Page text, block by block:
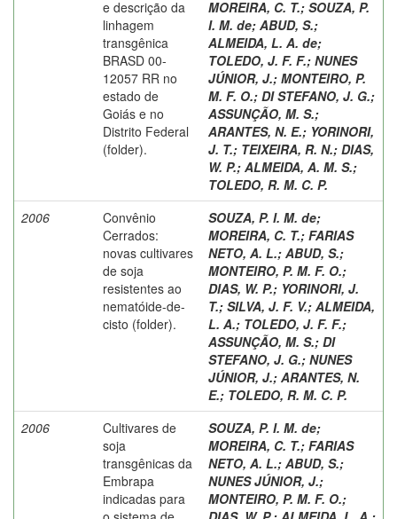
e descrição da
linhagem
transgênica
BRASD 00-
12057 RR no
estado de
Goiás e no
Distrito Federal
(folder).
MOREIRA, C. T.; SOUZA, P.
I. M. de; ABUD, S.;
ALMEIDA, L. A. de;
TOLEDO, J. F. F.; NUNES
JÚNIOR, J.; MONTEIRO, P.
M. F. O.; DI STEFANO, J. G.;
ASSUNÇÃO, M. S.;
ARANTES, N. E.; YORINORI,
J. T.; TEIXEIRA, R. N.; DIAS,
W. P.; ALMEIDA, A. M. S.;
TOLEDO, R. M. C. P.
2006
Convênio
Cerrados:
novas cultivares
de soja
resistentes ao
nematóide-de-
cisto (folder).
SOUZA, P. I. M. de;
MOREIRA, C. T.; FARIAS
NETO, A. L.; ABUD, S.;
MONTEIRO, P. M. F. O.;
DIAS, W. P.; YORINORI, J.
T.; SILVA, J. F. V.; ALMEIDA,
L. A.; TOLEDO, J. F. F.;
ASSUNÇÃO, M. S.; DI
STEFANO, J. G.; NUNES
JÚNIOR, J.; ARANTES, N.
E.; TOLEDO, R. M. C. P.
2006
Cultivares de
soja
transgênicas da
Embrapa
indicadas para
SOUZA, P. I. M. de;
MOREIRA, C. T.; FARIAS
NETO, A. L.; ABUD, S.;
NUNES JÚNIOR, J.;
MONTEIRO, P. M. F. O.;